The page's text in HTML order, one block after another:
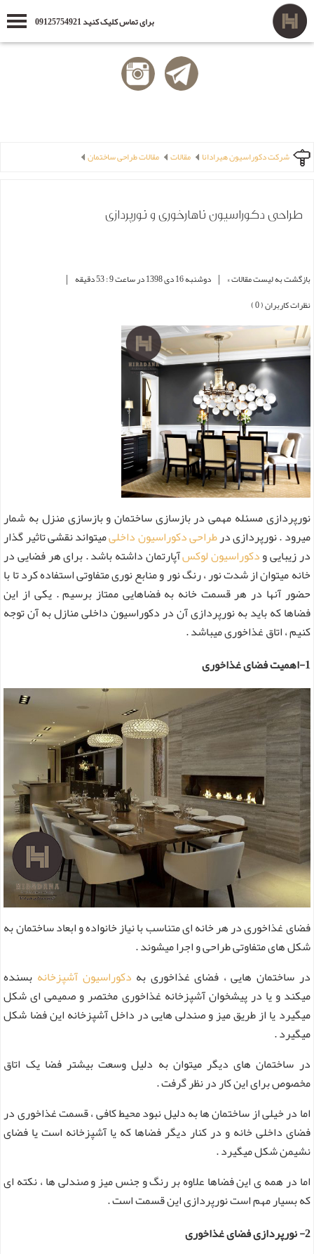
برای تماس کلیک کنید 09125754921
شرکت دکوراسیون هیرادانا مقالات مقالات طراحی ساختمان
طراحی دکوراسیون ناهارخوری و نورپردازی
بازگشت به لیست مقالات » | دوشنبه 16 دی 1398 در ساعت 9 : 53 دقیقه |
نظرات کاربران ( 0 )
نورپردازی مسئله مهمی در بازسازی ساختمان و بازسازی منزل به شمار
میرود . نورپردازی درطراحی دکوراسیون داخلیمیتواند نقشی تاثیر گذار
در زیبایی ودکوراسیون لوکسآپارتمان داشته باشد . برای هر فضایی در
خانه میتوان از شدت نور ، رنگ نور و منابع نوری متفاوتی استفاده کرد تا با
حضور آنها در هر قسمت خانه به فضاهایی ممتاز برسیم . یکی از این
فضاها که باید به نورپردازی آن در دکوراسیون داخلی منازل به آن توجه
کنیم ، اتاق غذاخوری میباشد .
1-اهمیت فضای غذاخوری
فضای غذاخوری در هر خانه ای متناسب با نیاز خانواده و ابعاد ساختمان به
شکل های متفاوتی طراحی و اجرا میشوند .
در ساختمان هایی ، فضای غذاخوری به دکوراسیون آشپزخانه بسنده
میکند و یا در پیشخوان آشپزخانه غذاخوری مختصر و صمیمی ای شکل
میگیرد یا از طریق میز و صندلی هایی در داخل آشپزخانه این فضا شکل
میگیرد .
در ساختمان های دیگر میتوان به دلیل وسعت بیشتر فضا یک اتاق
مخصوص برای این کار در نظر گرفت .
اما در خیلی از ساختمان ها به دلیل نبود محیط کافی ، قسمت غذاخوری در
فضای داخلی خانه و در کنار دیگر فضاها که یا آشپزخانه است یا فضای
نشیمن شکل میگیرد .
اما در همه ی این فضاها علاوه بر رنگ و جنس میز و صندلی ها ، نکته ای
که بسیار مهم است نورپردازی این قسمت است .
2- نورپردازی فضای غذاخوری